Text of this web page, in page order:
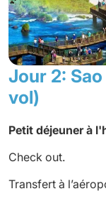
Novembre
7 21
Décembre
Jour 2:
vol)
Petit déjeuner à
Check out.
Transfert à